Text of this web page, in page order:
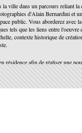
la ville dans un parcours reliant la
d'Alain Bernardini et
public. Vous aborderez avec
tels que les liens entre l'oeuvre
contexte historique de
résidence afin de réaliser une
du quartier depuis l'été